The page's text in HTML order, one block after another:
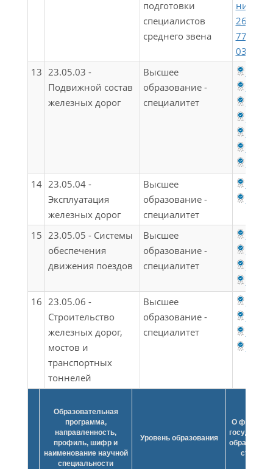
подготовки
специалистов
среднего звена
ния
777
13 23.05.03 -
Подвижной состав
железных дорог
Высшее
образование -
специалитет
14 23.05.04 -
Эксплуатация
железных дорог
Высшее
образование -
специалитет
15 23.05.05 - Системы
обеспечения
движения поездов
Высшее
образование -
специалитет
16 23.05.06 -
Строительство
железных дорог,
мостов и
транспортных
тоннелей
Высшее
образование -
специалитет
Образовательная
программа,
направленность,
профиль, шифр и
наименование научной
специальности
Уровень образования
О